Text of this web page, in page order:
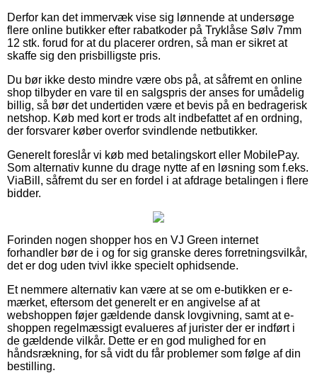
Derfor kan det immervæk vise sig lønnende at undersøge
flere online butikker efter rabatkoder på Tryklåse Sølv 7mm
12 stk. forud for at du placerer ordren, så man er sikret at
skaffe sig den prisbilligste pris.
Du bør ikke desto mindre være obs på, at såfremt en online
shop tilbyder en vare til en salgspris der anses for umådelig
billig, så bør det undertiden være et bevis på en bedragerisk
netshop. Køb med kort er trods alt indbefattet af en ordning,
der forsvarer køber overfor svindlende netbutikker.
Generelt foreslår vi køb med betalingskort eller MobilePay.
Som alternativ kunne du drage nytte af en løsning som f.eks.
ViaBill, såfremt du ser en fordel i at afdrage betalingen i flere
bidder.
Forinden nogen shopper hos en VJ Green internet
forhandler bør de i og for sig granske deres forretningsvilkår,
det er dog uden tvivl ikke specielt ophidsende.
Et nemmere alternativ kan være at se om e-butikken er e-
mærket, eftersom det generelt er en angivelse af at
webshoppen føjer gældende dansk lovgivning, samt at e-
shoppen regelmæssigt evalueres af jurister der er indført i
de gældende vilkår. Dette er en god mulighed for en
håndsrækning, for så vidt du får problemer som følge af din
bestilling.